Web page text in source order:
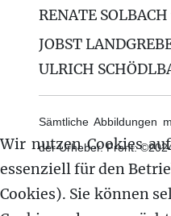
RENATE SOLBACH
JOBST
ULRICH
Sämtliche Abbildungen
der Urheber. Front:
Wir nutzen Cookies
essenziell für den
Cookies). Sie können